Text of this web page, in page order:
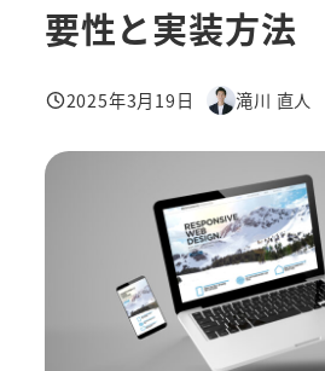
要性と実装方法
投稿日
2025年3月19日
著
滝川 直人